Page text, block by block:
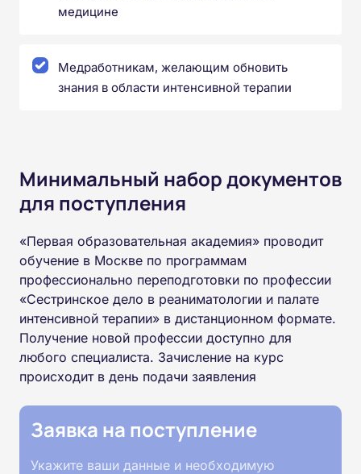
медицине
Медработникам, желающим обновить
знания в области интенсивной терапии
Минимальный набор документов
для поступления
«Первая образовательная академия» проводит
обучение в Москве по программам
профессионально переподготовки по профессии
«Сестринское дело в реаниматологии и палате
интенсивной терапии» в дистанционном формате.
Получение новой профессии доступно для
любого специалиста. Зачисление на курс
происходит в день подачи заявления
Заявка на поступление
Укажите ваши данные и необходимую